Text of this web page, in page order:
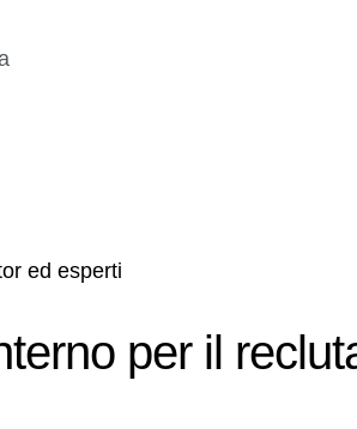
ed esperti
per il